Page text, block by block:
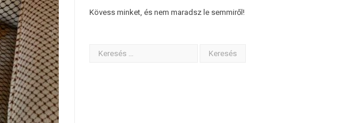
Kövess minket, és nem maradsz le semmiről!